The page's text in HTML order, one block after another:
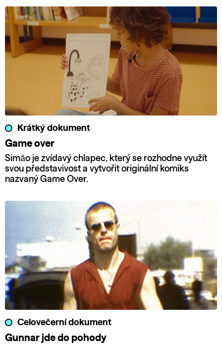
Krátký dokument
Game over
Simão je zvídavý chlapec, který se rozhodne využít
svou představivost a vytvořit originální komiks
nazvaný Game Over.
Celovečerní dokument
Gunnar jde do pohody